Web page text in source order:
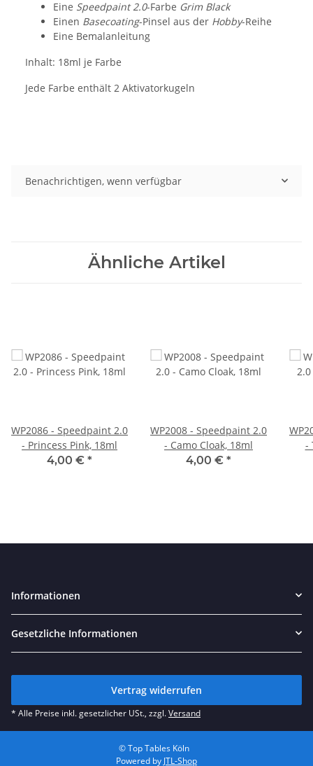
Eine Speedpaint 2.0-Farbe Grim Black
Einen Basecoating-Pinsel aus der Hobby-Reihe
Eine Bemalanleitung
Inhalt: 18ml je Farbe
Jede Farbe enthält 2 Aktivatorkugeln
Benachrichtigen, wenn verfügbar
Ähnliche Artikel
WP2086 - Speedpaint 2.0
- Princess Pink, 18ml
4,00 € *
WP2008 - Speedpaint 2.0
- Camo Cloak, 18ml
4,00 € *
-
Informationen
Gesetzliche Informationen
Vertrag widerrufen
* Alle Preise inkl. gesetzlicher USt., zzgl.Versand
© Top Tables Köln
Powered by JTL-Shop